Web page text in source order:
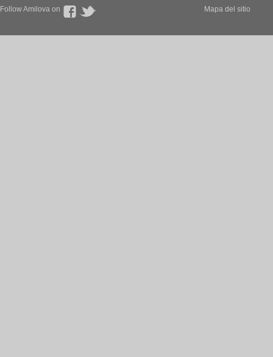
Follow Amilova on Mapa del sitio